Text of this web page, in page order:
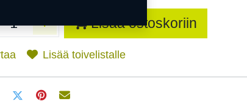
Lisää ostoskoriin
Lisää toivelistalle